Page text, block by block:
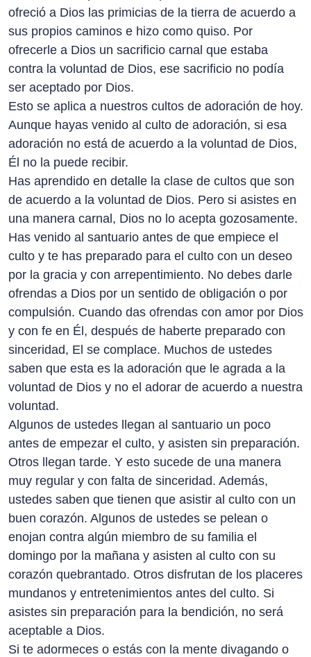
ofreció a Dios las primicias de la tierra de acuerdo a
sus propios caminos e hizo como quiso. Por
ofrecerle a Dios un sacrificio carnal que estaba
contra la voluntad de Dios, ese sacrificio no podía
ser aceptado por Dios.
Esto se aplica a nuestros cultos de adoración de hoy.
Aunque hayas venido al culto de adoración, si esa
adoración no está de acuerdo a la voluntad de Dios,
Él no la puede recibir.
Has aprendido en detalle la clase de cultos que son
de acuerdo a la voluntad de Dios. Pero si asistes en
una manera carnal, Dios no lo acepta gozosamente.
Has venido al santuario antes de que empiece el
culto y te has preparado para el culto con un deseo
por la gracia y con arrepentimiento. No debes darle
ofrendas a Dios por un sentido de obligación o por
compulsión. Cuando das ofrendas con amor por Dios
y con fe en Él, después de haberte preparado con
sinceridad, El se complace. Muchos de ustedes
saben que esta es la adoración que le agrada a la
voluntad de Dios y no el adorar de acuerdo a nuestra
voluntad.
Algunos de ustedes llegan al santuario un poco
antes de empezar el culto, y asisten sin preparación.
Otros llegan tarde. Y esto sucede de una manera
muy regular y con falta de sinceridad. Además,
ustedes saben que tienen que asistir al culto con un
buen corazón. Algunos de ustedes se pelean o
enojan contra algún miembro de su familia el
domingo por la mañana y asisten al culto con su
corazón quebrantado. Otros disfrutan de los placeres
mundanos y entretenimientos antes del culto. Si
asistes sin preparación para la bendición, no será
aceptable a Dios.
Si te adormeces o estás con la mente divagando o